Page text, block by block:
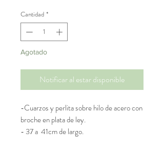
Cantidad *
Agotado
Notificar al estar disponible
-Cuarzos y perlita sobre hilo de acero con
broche en plata de ley.
- 37 a 41cm de largo.